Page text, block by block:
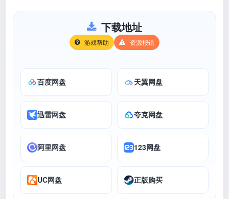
下载地址
游戏帮助 资源报错
百度网盘 天翼网盘
迅雷网盘 夸克网盘
阿里网盘 123网盘
UC网盘 正版购买